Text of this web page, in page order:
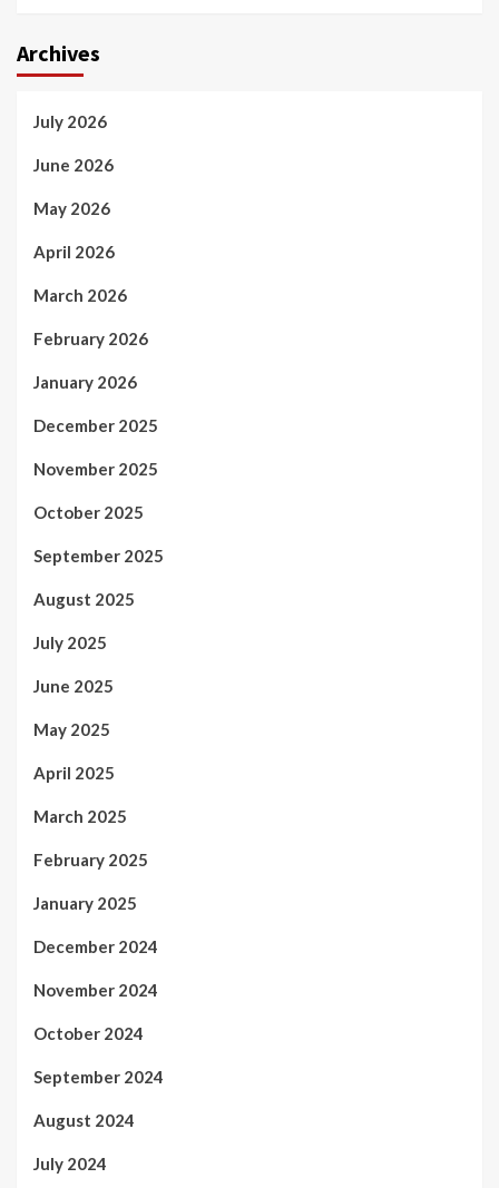
Archives
July 2026
June 2026
May 2026
April 2026
March 2026
February 2026
January 2026
December 2025
November 2025
October 2025
September 2025
August 2025
July 2025
June 2025
May 2025
April 2025
March 2025
February 2025
January 2025
December 2024
November 2024
October 2024
September 2024
August 2024
July 2024